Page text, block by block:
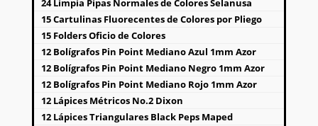
3 Silicones Líquidos en Frío de 30ml Pelikan
1 Bolsa de 25 Sacapuntas de Plástico Kaiser
24 Limpia Pipas Normales de Colores Selanusa
15 Cartulinas Fluorecentes de Colores por Pliego
15 Folders Oficio de Colores
12 Bolígrafos Pin Point Mediano Azul 1mm Azor
12 Bolígrafos Pin Point Mediano Negro 1mm Azor
12 Bolígrafos Pin Point Mediano Rojo 1mm Azor
12 Lápices Métricos No.2 Dixon
12 Lápices Triangulares Black Peps Maped